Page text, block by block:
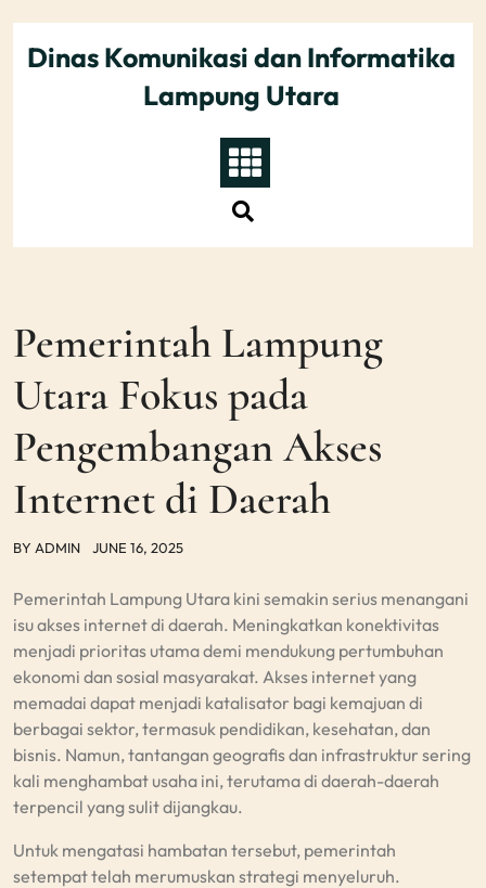
contentDinas Komunikasi dan Informatika
Lampung Utara
Pemerintah Lampung
Utara Fokus pada
Pengembangan Akses
Internet di Daerah
BY ADMIN JUNE 16, 2025
Pemerintah Lampung Utara kini semakin serius menangani
isu akses internet di daerah. Meningkatkan konektivitas
menjadi prioritas utama demi mendukung pertumbuhan
ekonomi dan sosial masyarakat. Akses internet yang
memadai dapat menjadi katalisator bagi kemajuan di
berbagai sektor, termasuk pendidikan, kesehatan, dan
bisnis. Namun, tantangan geografis dan infrastruktur sering
kali menghambat usaha ini, terutama di daerah-daerah
terpencil yang sulit dijangkau.
Untuk mengatasi hambatan tersebut, pemerintah
setempat telah merumuskan strategi menyeluruh.